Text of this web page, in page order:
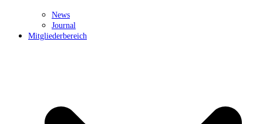
News
Journal
Mitgliederbereich